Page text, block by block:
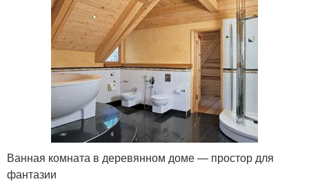
Ванная комната в деревянном доме — простор для
фантазии